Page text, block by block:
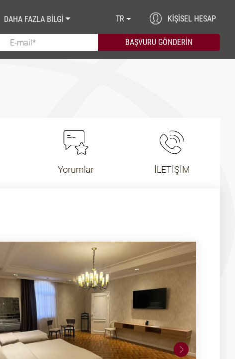
DAHA FAZLA BİLGİ TR KIŞISEL HESAP
Yorumlar İLETİŞİM